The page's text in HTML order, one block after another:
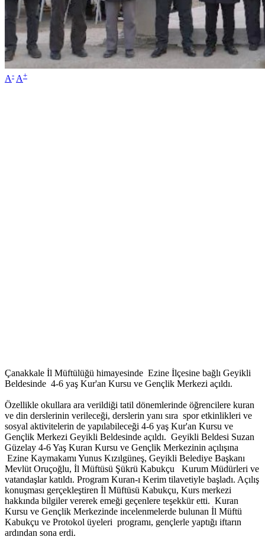
A- A+
Çanakkale İl Müftülüğü himayesinde Ezine İlçesine bağlı Geyikli
Beldesinde 4-6 yaş Kur'an Kursu ve Gençlik Merkezi açıldı.
Özellikle okullara ara verildiği tatil dönemlerinde öğrencilere kuran
ve din derslerinin verileceği, derslerin yanı sıra spor etkinlikleri ve
sosyal aktivitelerin de yapılabileceği 4-6 yaş Kur'an Kursu ve
Gençlik Merkezi Geyikli Beldesinde açıldı. Geyikli Beldesi Suzan
Güzelay 4-6 Yaş Kuran Kursu ve Gençlik Merkezinin açılışına
Ezine Kaymakamı Yunus Kızılgüneş, Geyikli Belediye Başkanı
Mevlüt Oruçoğlu, İl Müftüsü Şükrü Kabukçu Kurum Müdürleri ve
vatandaşlar katıldı. Program Kuran-ı Kerim tilavetiyle başladı. Açılış
konuşması gerçekleştiren İl Müftüsü Kabukçu, Kurs merkezi
hakkında bilgiler vererek emeği geçenlere teşekkür etti. Kuran
Kursu ve Gençlik Merkezinde incelenmelerde bulunan İl Müftü
Kabukçu ve Protokol üyeleri programı, gençlerle yaptığı iftarın
ardından sona erdi.